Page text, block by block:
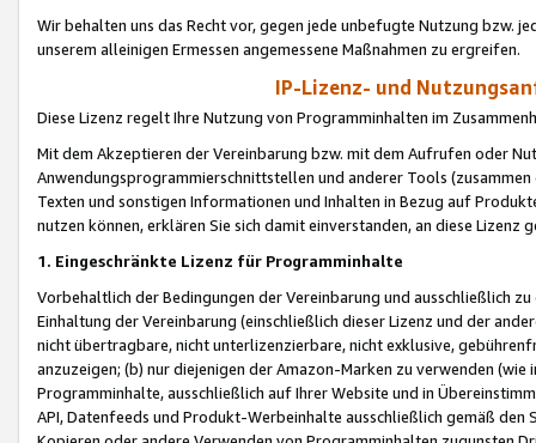
Wir behalten uns das Recht vor, gegen jede unbefugte Nutzung bzw.
unserem alleinigen Ermessen angemessene Maßnahmen zu ergreifen.
IP-Lizenz- und
Diese Lizenz regelt Ihre Nutzung von Programminhalten im
Mit dem Akzeptieren der Vereinbarung bzw. mit dem Aufrufen oder
Anwendungsprogrammierschnittstellen und anderer Tools (zusammen
Texten und sonstigen Informationen und Inhalten in Bezug auf
nutzen können, erklären Sie sich damit einverstanden, an diese Lizenz
1. Eingeschränkte Lizenz für Programminhalte
Vorbehaltlich der Bedingungen der Vereinbarung und ausschließlich
Einhaltung der Vereinbarung (einschließlich dieser Lizenz und der
nicht übertragbare, nicht unterlizenzierbare, nicht exklusive,
anzuzeigen; (b) nur diejenigen der Amazon-Marken zu verwenden
Programminhalte, ausschließlich auf Ihrer Website und in
API, Datenfeeds und Produkt-Werbeinhalte ausschließlich gemäß